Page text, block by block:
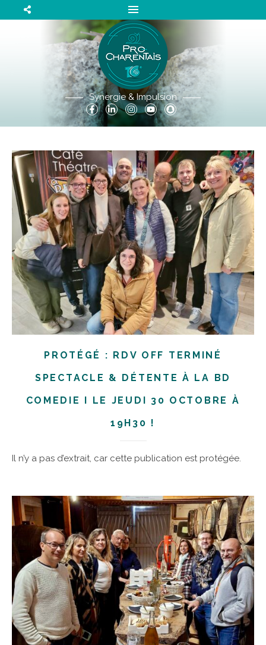
Synergie & Impulsion
PROTÉGÉ : RDV OFF TERMINÉ
SPECTACLE & DÉTENTE À LA BD
COMEDIE I LE JEUDI 30 OCTOBRE À
19H30 !
Il n’y a pas d’extrait, car cette publication est protégée.